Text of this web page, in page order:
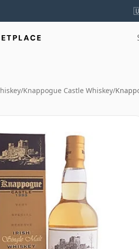
/Knappogue Castle Whiskey/